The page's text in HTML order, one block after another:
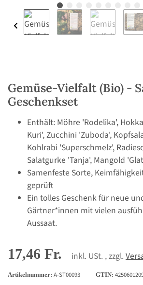
Gemüse-Vielfalt (Bio) -
Geschenkset
Enthält: Möhre 'Rodelika',
Kuri', Zucchini 'Zuboda',
Kohlrabi 'Superschmelz',
Salatgurke 'Tanja', Mangold
Samenfeste Sorte,
geprüft
Ein tolles Geschenk für neue
Gärtner*innen mit vielen
Aussaat.
17,46 Fr. inkl. USt. , zzgl.
Artikelnummer: A-ST00093 GTIN: